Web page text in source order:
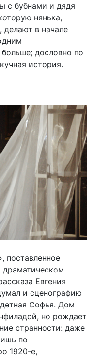
с бубнами и дядя
нянька,
делают в начале
дословно по
история.
поставленное
Евгения
и сценографию
Софья. Дом
но рождает
странности: даже
по
1920-е,